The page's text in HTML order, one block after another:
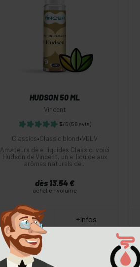
Commander
HUDSON 50 ML
Vincent
5/5 (56 avis)
Classics•Classic blond•VDLV
Amateurs de e-liquides Classic, voici
Hudson de Vincent, un e-liquide aux
arômes naturels de...
dès 13.54 €
achat en volume
+Infos